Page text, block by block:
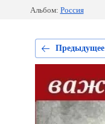
Альбом: Россия
Предыдущее